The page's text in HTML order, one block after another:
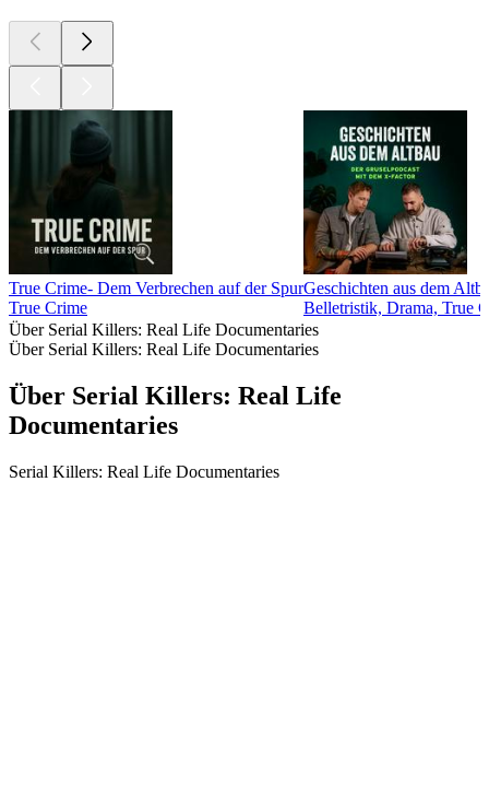
True Crime- Dem Verbrechen auf der Spur
True Crime
Geschichten aus dem
Belletristik, Drama, True
Über Serial Killers: Real Life Documentaries
Über Serial Killers: Real Life Documentaries
Über Serial Killers: Real Life
Documentaries
Serial Killers: Real Life Documentaries